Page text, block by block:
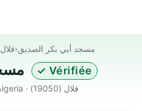
قلال›مسجد أبي بكر الصديق
✓ Vérifiée
ذراع الطبال - قلال 19050 قلال Algeria · قلال (19050)